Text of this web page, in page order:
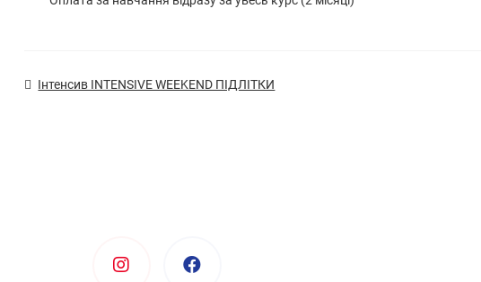
Інтенсив INTENSIVE WEEKEND ПІДЛІТКИ